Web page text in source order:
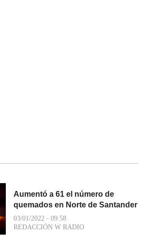
Aumentó a 61 el número de
quemados en Norte de Santander
03/01/2022 - 09:58
REDACCIÓN W RADIO